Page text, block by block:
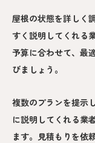
屋根の状態を詳しく
すく説明してくれる
予算に合わせて、最
びましょう。
複数のプランを提示
に説明してくれる業
ます。見積もりを依